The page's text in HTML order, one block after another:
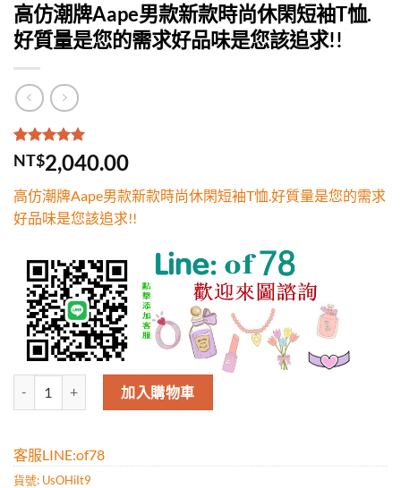
高仿潮牌Aape男款新款時尚休閑短袖T恤.
好質量是您的需求好品味是您該追求!!
評分5.00 /
5，已有
1
位
分
NT$2,040.00
高仿潮牌Aape男款新款時尚休閑短袖T恤.好質量是您的需求
好品味是您該追求!!
高仿潮牌Aape男款新款時尚休閑短袖T恤.好質量是您的需求好品味是
加入購物車
客服LINE:of78
貨號: UsOHiIt9